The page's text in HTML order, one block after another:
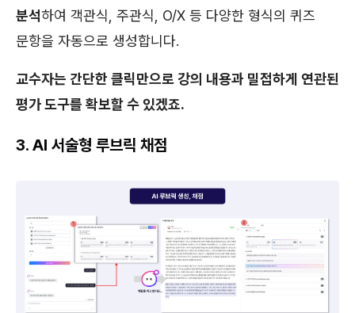
분석하여 객관식, 주관식, O/X 등 다양한 형식의 퀴즈
문항을 자동으로 생성합니다.
교수자는 간단한 클릭만으로 강의 내용과 밀접하게 연관된
평가 도구를 확보할 수 있겠죠.
3. AI 서술형 루브릭 채점